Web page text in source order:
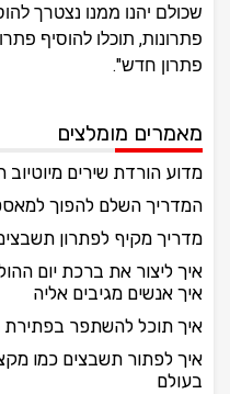
שכולם יהנו ממנו נצטרך
פתרונות, תוכלו להוסיף
פתרון חדש".
מאמרים מומלצים
מדוע הורדת שירים
המדריך השלם להפוך
מדריך מקיף לפתרון
איך ליצור את ברכת יום
איך אנשים מגיבים אליה
איך תוכל להשתפר
איך לפתור תשבצים כמו
בעולם